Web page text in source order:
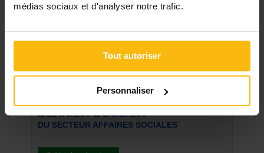
médias sociaux et d'analyser notre trafic.
Tout autoriser
Personnaliser
Signaler
« Retour
Rechercher
DERNIER DOSSIER
DU SECTEUR AFFAIRES SOCIALES